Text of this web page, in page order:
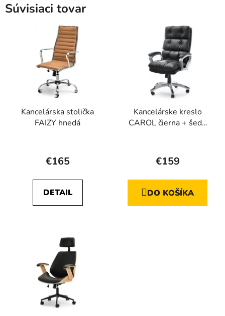
Súvisiaci tovar
Kancelárska stolička
FAIZY hnedá
€165
DETAIL
Kancelárske kreslo
CAROL čierna + šedo
€159
DO KOŠÍKA